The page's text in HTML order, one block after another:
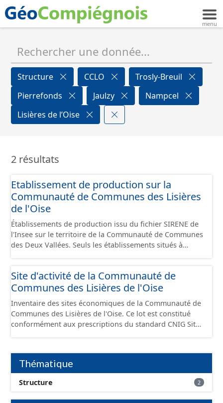
Structure CCLO
Trosly-Breuil
Pierrefonds
Jaulzy
Nampcel
Lisières de l’Oise
2 résultats
Etablissement de production sur la
Communauté de Communes des Lisières
de l'Oise
Établissements de production issu du fichier SIRENE de
l'Insee sur le territoire de la Communauté de Communes
des Deux Vallées. Seuls les établissements situés à
conformément aux prescriptions du standard CNIG Sites
Économiques. Ce lot ne contient pas la référence aux
delà des prescriptions du CNIG se limitant aux SCI.
Site d'activité de la Communauté de
Communes des Lisières de l'Oise
Inventaire des sites économiques de la Communauté de
Communes des Lisières de l'Oise. Ce lot est constitué
conformément aux prescriptions du standard CNIG Sites
Thématique
Structure 2